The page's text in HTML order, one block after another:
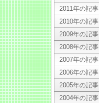
2011年の記事
2010年の記事
2009年の記事
2008年の記事
2007年の記事
2006年の記事
2005年の記事
2004年の記事